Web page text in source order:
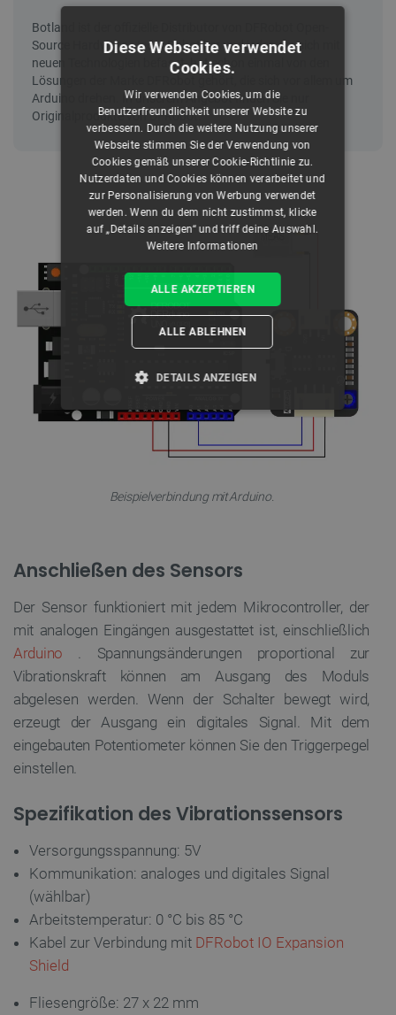
Beispielverbindung mit Arduino.
Anschließen des Sensors
Der Sensor funktioniert mit jedem Mikrocontroller, der
mit analogen Eingängen ausgestattet ist, einschließlich
Arduino . Spannungsänderungen proportional zur
Vibrationskraft können am Ausgang des Moduls
abgelesen werden. Wenn der Schalter bewegt wird,
erzeugt der Ausgang ein digitales Signal. Mit dem
eingebauten Potentiometer können Sie den Triggerpegel
einstellen.
Spezifikation des Vibrationssensors
Versorgungsspannung: 5V
Kommunikation: analoges und digitales Signal
(wählbar)
Arbeitstemperatur: 0 °C bis 85 °C
Kabel zur Verbindung mit DFRobot IO Expansion
Shield
Fliesengröße: 27 x 22 mm
Diese Webseite verwendet
Cookies.
Wir verwenden Cookies, um die
Benutzerfreundlichkeit unserer Website zu
verbessern. Durch die weitere Nutzung unserer
Webseite stimmen Sie der Verwendung von
Cookies gemäß unserer Cookie-Richtlinie zu.
Nutzerdaten und Cookies können verarbeitet und
zur Personalisierung von Werbung verwendet
werden. Wenn du dem nicht zustimmst, klicke
auf „Details anzeigen“ und triff deine Auswahl.
Weitere Informationen
ALLE AKZEPTIEREN
ALLE ABLEHNEN
DETAILS ANZEIGEN
UNBEDINGT ERFORDERLICH
PERFORMANCE
TARGETING
Unbedingt erforderlich Performance
Targeting Funktionalität
Unbedingt erforderliche Cookies ermöglichen
wesentliche Kernfunktionen der Website wie die
die unbedingt erforderlichen Cookies kann die
Website nicht ordnungsgemäß verwendet werden.
VISITOR_PRIVACY_METADATA
.youtube.com
critAccountId